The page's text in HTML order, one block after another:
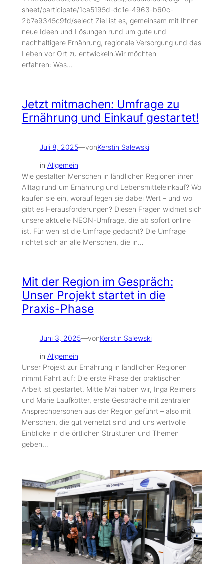
sheet/participate/1ca5195d-dc1e-4963-b60c-
2b7e9345c9fd/select Ziel ist es, gemeinsam mit Ihnen
neue Ideen und Lösungen rund um gute und
nachhaltigere Ernährung, regionale Versorgung und das
Leben vor Ort zu entwickeln.Wir möchten
erfahren: Was…
Jetzt mitmachen: Umfrage zu
Ernährung und Einkauf gestartet!
Juli 8, 2025—vonKerstin Salewski
in Allgemein
Wie gestalten Menschen in ländlichen Regionen ihren
Alltag rund um Ernährung und Lebensmitteleinkauf? Wo
kaufen sie ein, worauf legen sie dabei Wert – und wo
gibt es Herausforderungen? Diesen Fragen widmet sich
unsere aktuelle NEON-Umfrage, die ab sofort online
ist. Für wen ist die Umfrage gedacht? Die Umfrage
richtet sich an alle Menschen, die in…
Mit der Region im Gespräch:
Unser Projekt startet in die
Praxis-Phase
Juni 3, 2025—vonKerstin Salewski
in Allgemein
Unser Projekt zur Ernährung in ländlichen Regionen
nimmt Fahrt auf: Die erste Phase der praktischen
Arbeit ist gestartet. Mitte Mai haben wir, Inga Reimers
und Marie Laufkötter, erste Gespräche mit zentralen
Ansprechpersonen aus der Region geführt – also mit
Menschen, die gut vernetzt sind und uns wertvolle
Einblicke in die örtlichen Strukturen und Themen
geben…